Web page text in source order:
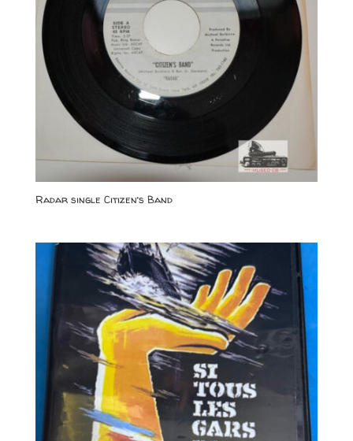
Radar single Citizen’s Band